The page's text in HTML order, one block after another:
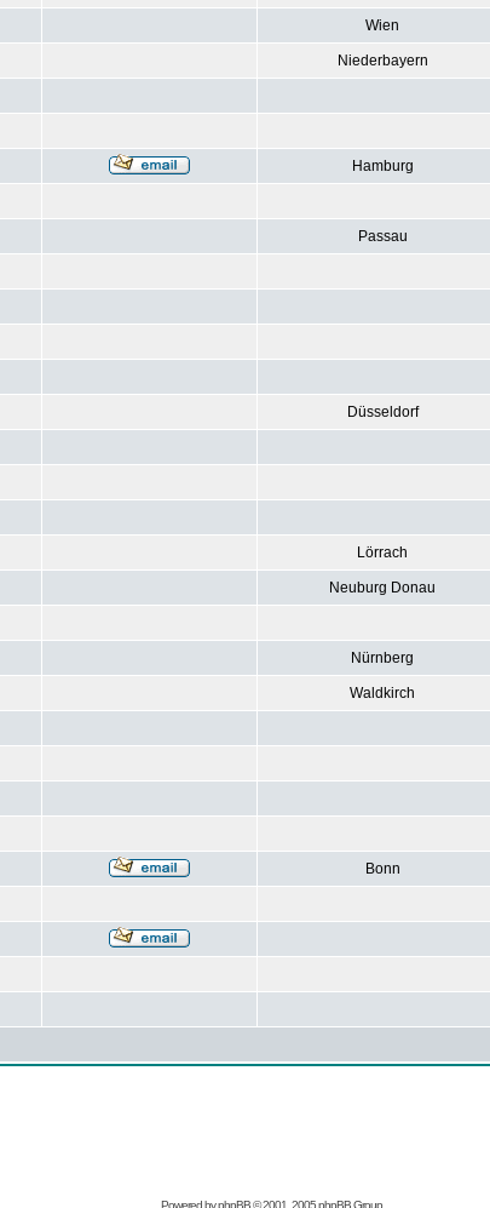
Wien
Niederbayern
Hamburg
Passau
Düsseldorf
Lörrach
Neuburg Donau
Nürnberg
Waldkirch
Bonn
Powered byphpBB© 2001, 2005 phpBB Group